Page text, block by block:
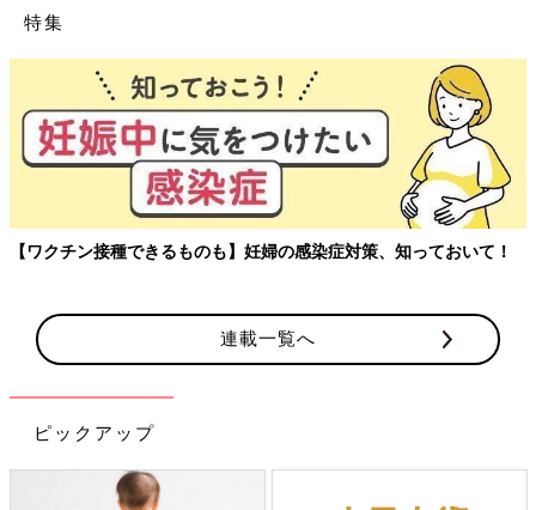
初めてママ&パパのための365日の離乳食カレンダー (ベネッセ・
ムック たまひよブックス)
特集
【ワクチン接種できるものも】妊婦の感染症対策、知っておいて！
連載一覧へ
ピックアップ